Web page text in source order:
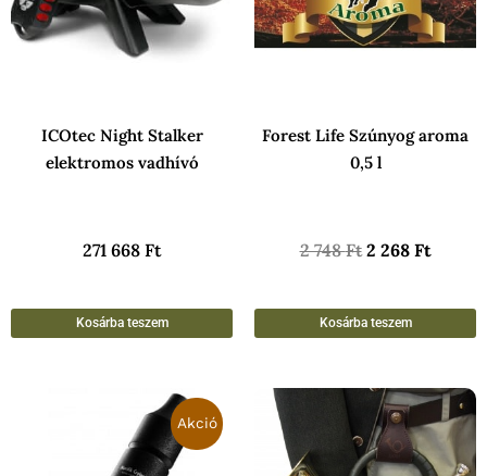
ICOtec Night Stalker
elektromos vadhívó
271 668 Ft
Kosárba teszem
Forest Life Szúnyog aroma
0,5 l
2 748Ft 2 268 Ft
Kosárba teszem
Akció
Original
price
was:
18
Current
price
is: